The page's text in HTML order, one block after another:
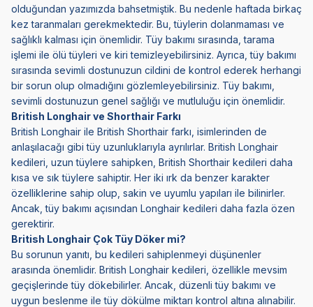
olduğundan yazımızda bahsetmiştik. Bu nedenle haftada birkaç
kez taranmaları gerekmektedir. Bu, tüylerin dolanmaması ve
sağlıklı kalması için önemlidir. Tüy bakımı sırasında, tarama
işlemi ile ölü tüyleri ve kiri temizleyebilirsiniz. Ayrıca, tüy bakımı
sırasında sevimli dostunuzun cildini de kontrol ederek herhangi
bir sorun olup olmadığını gözlemleyebilirsiniz. Tüy bakımı,
sevimli dostunuzun genel sağlığı ve mutluluğu için önemlidir.
British Longhair ve Shorthair Farkı
British Longhair ile British Shorthair farkı, isimlerinden de
anlaşılacağı gibi tüy uzunluklarıyla ayrılırlar. British Longhair
kedileri, uzun tüylere sahipken, British Shorthair kedileri daha
kısa ve sık tüylere sahiptir. Her iki ırk da benzer karakter
özelliklerine sahip olup, sakin ve uyumlu yapıları ile bilinirler.
Ancak, tüy bakımı açısından Longhair kedileri daha fazla özen
gerektirir.
British Longhair Çok Tüy Döker mi?
Bu sorunun yanıtı, bu kedileri sahiplenmeyi düşünenler
arasında önemlidir. British Longhair kedileri, özellikle mevsim
geçişlerinde tüy dökebilirler. Ancak, düzenli tüy bakımı ve
uygun beslenme ile tüy dökülme miktarı kontrol altına alınabilir.